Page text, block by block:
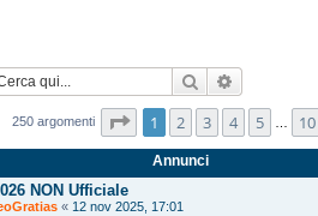
Cerca
250 argomenti Pagina1 di10
1 2 3 4 5 10
Annunci
NON Ufficiale
« 12 nov 2025, 17:01